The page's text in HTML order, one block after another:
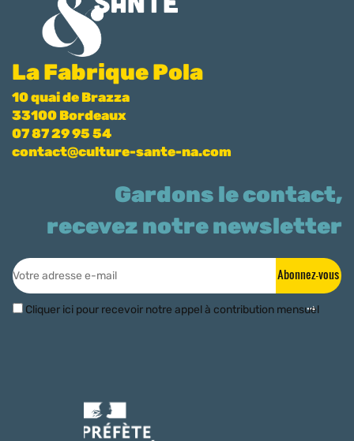
La Fabrique Pola
10 quai de Brazza
33100 Bordeaux
07 87 29 95 54
contact@culture-sante-na.com
Gardons le contact,
recevez notre newsletter
Abonnez-vous
Cliquer ici pour recevoir notre appel à contribution mensuel